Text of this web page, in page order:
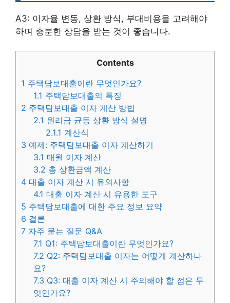
A3: 이자율 변동, 상환 방식, 부대비용을 고려해야
하며 충분한 상담을 받는 것이 좋습니다.
Contents
1 주택담보대출이란 무엇인가요?
1.1 주택담보대출의 특징
2 주택담보대출 이자 계산 방법
2.1 원리금 균등 상환 방식 설명
2.1.1 계산식
3 예제: 주택담보대출 이자 계산하기
3.1 매월 이자 계산
3.2 총 상환금액 계산
4 대출 이자 계산 시 유의사항
4.1 대출 이자 계산 시 유용한 도구
5 주택담보대출에 대한 주요 정보 요약
6 결론
7 자주 묻는 질문 Q&A
7.1 Q1: 주택담보대출이란 무엇인가요?
7.2 Q2: 주택담보대출 이자는 어떻게 계산하나
요?
7.3 Q3: 대출 이자 계산 시 주의해야 할 점은 무
엇인가요?